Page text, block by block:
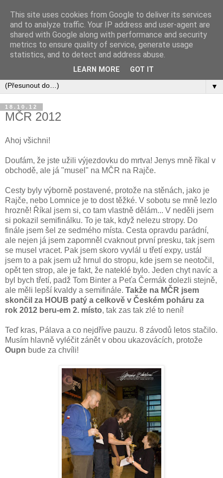
▼
18.10.12
MČR 2012
Ahoj všichni!
Doufám, že jste užili výjezdovku do mrtva! Jenys mně říkal v
obchodě, ale já "musel" na MČR na Rajče.
Cesty byly výborně postavené, protože na stěnách, jako je
Rajče, nebo Lomnice je to dost těžké. V sobotu se mně lezlo
hrozně! Říkal jsem si, co tam vlastně dělám... V neděli jsem
si pokazil semifinálku. To je tak, když nelezu stropy. Do
finále jsem šel ze sedmého místa. Cesta opravdu parádní,
ale nejen já jsem zapomněl cvaknout první presku, tak jsem
se musel vracet. Pak jsem skoro vyvlál u třetí expy, ustál
jsem to a pak jsem už hrnul do stropu, kde jsem se neotočil,
opět ten strop, ale je fakt, že nateklé bylo. Jeden chyt navíc a
byl bych třetí, padž Tom Binter a Peťa Čermák dolezli stejně,
ale měli lepší kvaldy a semifinále. Takže na MČR jsem
skončil za HOUB patý a celkově v Českém poháru za
rok 2012 beru-em 2. místo, tak zas tak zlé to není!
Teď kras, Pálava a co nejdříve pauzu. 8 závodů letos stačilo.
Musím hlavně vyléčit zánět v obou ukazovácích, protože
Oupn bude za chvíli!
This site uses cookies from Google to deliver its services
and to analyze traffic. Your IP address and user-agent are
shared with Google along with performance and security
metrics to ensure quality of service, generate usage
statistics, and to detect and address abuse.
LEARN MORE GOT IT